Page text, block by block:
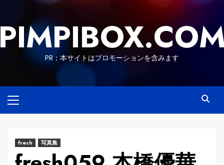
content
PR：本サイトはプロモーションを含みます
Menu
fresh 写真集